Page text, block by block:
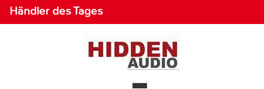
Händler des Tages